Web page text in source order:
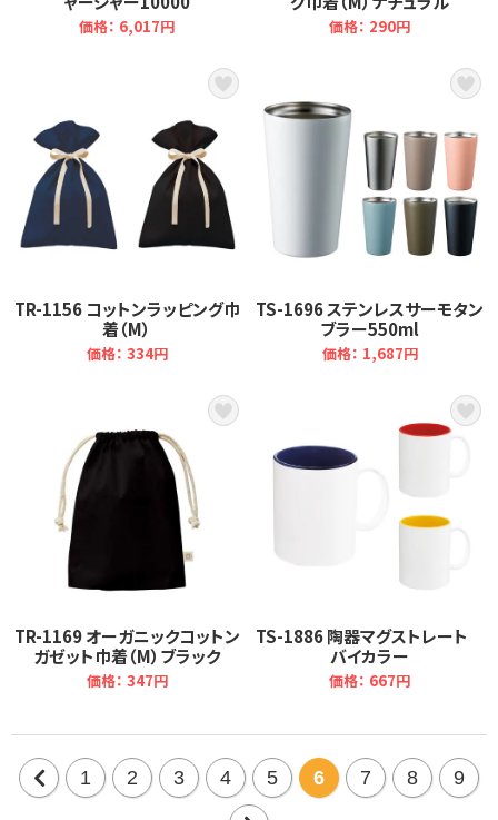
価格： 6,017円 価格： 290円
TR-1156 コットンラッピング巾
着（M）
価格： 334円
TS-1696 ステンレスサーモタン
ブラー550ml
価格： 1,687円
TR-1169 オーガニックコットン
ガゼット巾着（M）ブラック
価格： 347円
TS-1886 陶器マグストレート
バイカラー
価格： 667円
1 2 3 4 5 6 7 8 9